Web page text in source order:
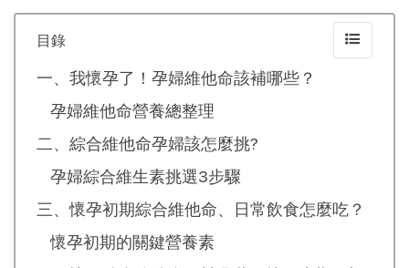
目錄
一、我懷孕了！孕婦維他命該補哪些？
孕婦維他命營養總整理
二、綜合維他命孕婦該怎麼挑?
孕婦綜合維生素挑選3步驟
三、懷孕初期綜合維他命、日常飲食怎麼吃？
懷孕初期的關鍵營養素